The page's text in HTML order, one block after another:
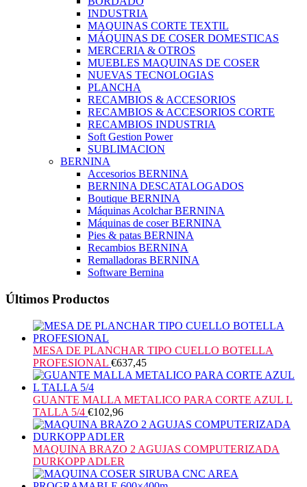
INDUSTRIA
MAQUINAS CORTE TEXTIL
MÁQUINAS DE COSER DOMESTICAS
MERCERIA & OTROS
MUEBLES MAQUINAS DE COSER
NUEVAS TECNOLOGIAS
PLANCHA
RECAMBIOS & ACCESORIOS
RECAMBIOS & ACCESORIOS CORTE
RECAMBIOS INDUSTRIA
Soft Gestion Power
SUBLIMACION
BERNINA
Accesorios BERNINA
BERNINA DESCATALOGADOS
Boutique BERNINA
Máquinas Acolchar BERNINA
Máquinas de coser BERNINA
Pies & patas BERNINA
Recambios BERNINA
Remalladoras BERNINA
Software Bernina
Últimos Productos
MESA DE PLANCHAR TIPO CUELLO BOTELLA
PROFESIONAL €637,45
GUANTE MALLA METALICO PARA CORTE AZUL L
TALLA 5/4 €102,96
MAQUINA BRAZO 2 AGUJAS COMPUTERIZADA
DURKOPP ADLER